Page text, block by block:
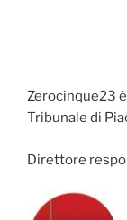
Zerocinque23
Tribunale di
Direttore